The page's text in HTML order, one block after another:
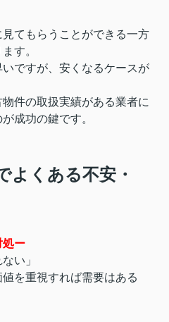
てもらうことができる一方
す。
ですが、安くなるケースが
件の取扱実績がある業者に
成功の鍵です。
よくある不安・
処ー
い」
を重視すれば需要はある